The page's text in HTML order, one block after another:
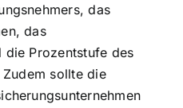
das
das
die Prozentstufe des
sollte die